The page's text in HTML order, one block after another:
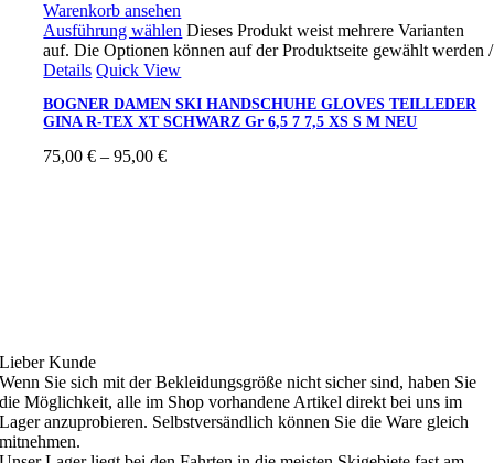
Warenkorb ansehen
Ausführung wählen Dieses Produkt weist mehrere Varianten
auf. Die Optionen können auf der Produktseite gewählt werden/
Details Quick View
BOGNER DAMEN SKI HANDSCHUHE GLOVES TEILLEDER
GINA R-TEX XT SCHWARZ Gr 6,5 7 7,5 XS S M NEU
75,00€ –95,00€
Lieber Kunde
Wenn Sie sich mit der Bekleidungsgröße nicht sicher sind, haben Sie
die Möglichkeit, alle im Shop vorhandene Artikel direkt bei uns im
Lager anzuprobieren. Selbstversändlich können Sie die Ware gleich
mitnehmen.